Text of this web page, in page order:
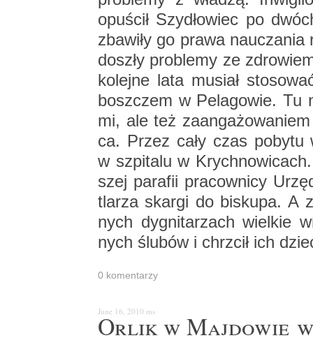
opu­ścił Szy­dło­wiec po
zba­wi­ły go prawa
do­szły pro­ble­my ze
ko­lej­ne lata mu­siał
bosz­czem w Pe­la­go­wie. Tu
mi, ale też
ca. Przez cały czas po­by­tu
w szpi­ta­lu w
szej pa­ra­fii pra­cow­ni­cy
tla­rza skar­gi do bi­sku­pa. A
nych dy­gni­ta­rzach wiel­kie
nych ślu­bów i chrzcił ich
0 ko­men­ta­rzy
June 16, 2010 ms
Orlik w Maj­do­wie